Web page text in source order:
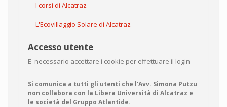
I corsi di Alcatraz
L'Ecovillaggio Solare di Alcatraz
Accesso utente
E' necessario accettare i cookie per effettuare il login
Si comunica a tutti gli utenti che l'Avv. Simona Putzu
non collabora con la Libera Università di Alcatraz e
le società del Gruppo Atlantide.